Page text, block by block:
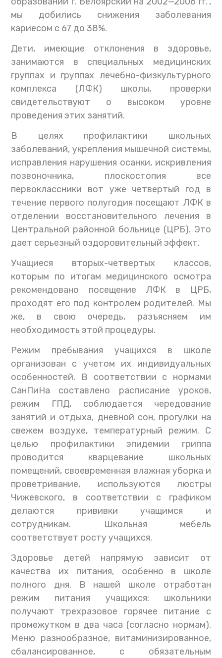
мы добились снижения заболевания
кариесом с 67 до 38%.
Дети, имеющие отклонения в здоровье,
занимаются в специальных медицинских
группах и группах лечебно-физкультурного
комплекса (ЛФК) школы, проверки
свидетельствуют о высоком уровне
проведения этих занятий.
В целях профилактики школьных
заболеваний, укрепления мышечной системы,
исправления нарушения осанки, искривления
позвоночника, плоскостопия все
первоклассники вот уже четвертый год в
течение первого полугодия посещают ЛФК в
отделении восстановительного лечения в
Центральной районной больнице (ЦРБ). Это
дает серьезный оздоровительный эффект.
Учащиеся вторых-четвертых классов,
которым по итогам медицинского осмотра
рекомендовано посещение ЛФК в ЦРБ,
проходят его под контролем родителей. Мы
же, в свою очередь, разъясняем им
необходимость этой процедуры.
Режим пребывания учащихся в школе
организован с учетом их индивидуальных
особенностей. В соответствии с нормами
СанПиНа составлено расписание уроков,
режим ГПД, соблюдается чередование
занятий и отдыха, дневной сон, прогулки на
свежем воздухе, температурный режим. С
целью профилактики эпидемии гриппа
проводится кварцевание школьных
помещений, своевременная влажная уборка и
проветривание, используются люстры
Чижевского, в соответствии с графиком
делаются прививки учащимся и
сотрудникам. Школьная мебель
соответствует росту учащихся.
Здоровье детей напрямую зависит от
качества их питания, особенно в школе
полного дня. В нашей школе отработан
режим питания учащихся: школьники
получают трехразовое горячее питание с
промежутком в два часа (согласно нормам).
Меню разнообразное, витаминизированное,
сбалансированное, с обязательным